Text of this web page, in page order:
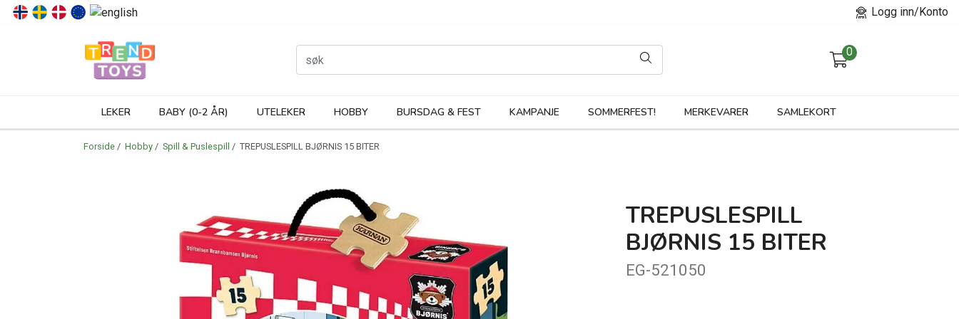
Logg inn/Konto
0
LEKER BABY (0-2 ÅR) UTELEKER HOBBY BURSDAG & FEST KAMPANJE SOMMERFEST! MERKEVARER SAMLEKORT
Forside / Hobby / Spill & Puslespill / TREPUSLESPILL BJØRNIS 15 BITER
TREPUSLESPILL
BJØRNIS 15 BITER
EG-521050